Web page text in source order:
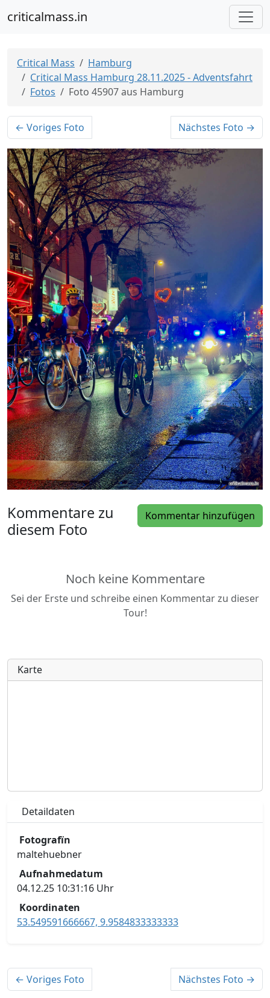
criticalmass.in
Critical Mass
Hamburg
Critical Mass Hamburg 28.11.2025 - Adventsfahrt
Fotos
Foto 45907 aus Hamburg
← Voriges Foto Nächstes Foto →
Kommentar hinzufügen
Kommentare zu
diesem Foto
Noch keine Kommentare
Sei der Erste und schreibe einen Kommentar zu dieser
Tour!
Karte
Detaildaten
Fotografïn
maltehuebner
Aufnahmedatum
04.12.25 10:31:16 Uhr
Koordinaten
53.549591666667, 9.9584833333333
← Voriges Foto Nächstes Foto →